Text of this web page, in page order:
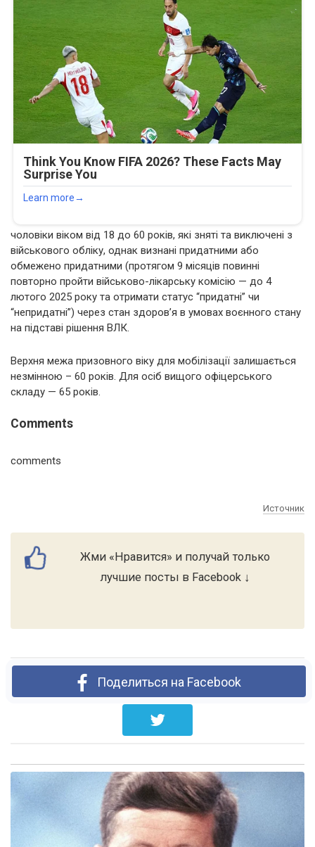
чоловіки віком від 18 до 60 років, які зняті та виключені з
військового обліку, однак визнані придатними або
обмежено придатними (протягом 9 місяців повинні
повторно пройти військово-лікарську комісію — до 4
лютого 2025 року та отримати статус “придатні” чи
“непридатні”) через стан здоров’я в умовах воєнного стану
на підставі рішення ВЛК.
Верхня межа призовного віку для мобілізації залишається
незмінною – 60 років. Для осіб вищого офіцерського
складу — 65 років.
Comments
comments
Источник
Жми «Нравится» и получай только
лучшие посты в Facebook ↓
Поделиться на Facebook